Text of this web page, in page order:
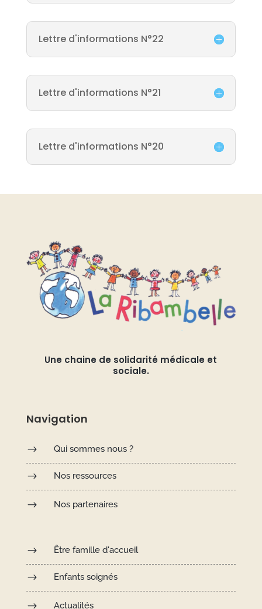
Lettre d'informations N°22
Lettre d'informations N°21
Lettre d'informations N°20
Une chaine de solidarité médicale et
sociale.
Navigation
$ Qui sommes nous ?
$ Nos ressources
$ Nos partenaires
$ Être famille d'accueil
$ Enfants soignés
$ Actualités